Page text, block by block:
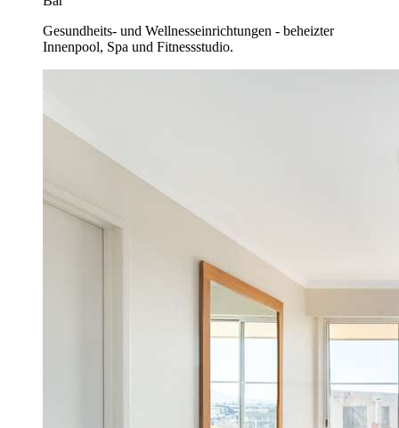
Gesundheits- und Wellnesseinrichtungen - beheizter
Innenpool, Spa und Fitnessstudio.